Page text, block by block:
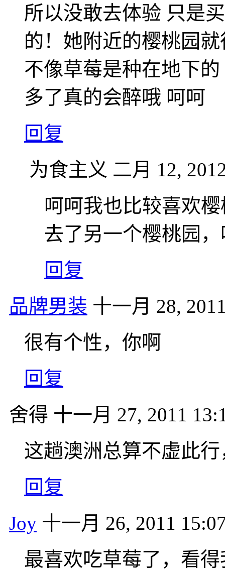
所以没敢去体验 只是
的！她附近的樱桃园
不像草莓是种在地下
多了真的会醉哦 呵呵
回复
为食主义 二月 12,
呵呵我也比较喜欢
去了另一个樱桃园
回复
品牌男装 十一月 28,
很有个性，你啊
回复
舍得 十一月 27, 2011
这趟澳洲总算不虚此
回复
Joy 十一月 26, 2011
最喜欢吃草莓了，看